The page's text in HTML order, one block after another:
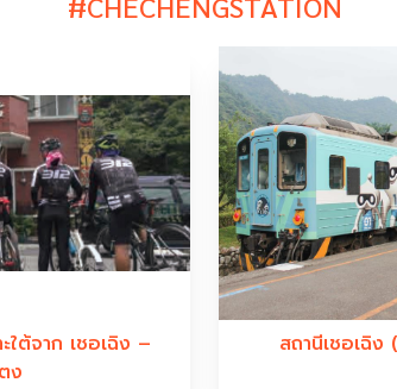
ใต้จาก เชอเฉิง –
ง
สถานีเชอเฉิ